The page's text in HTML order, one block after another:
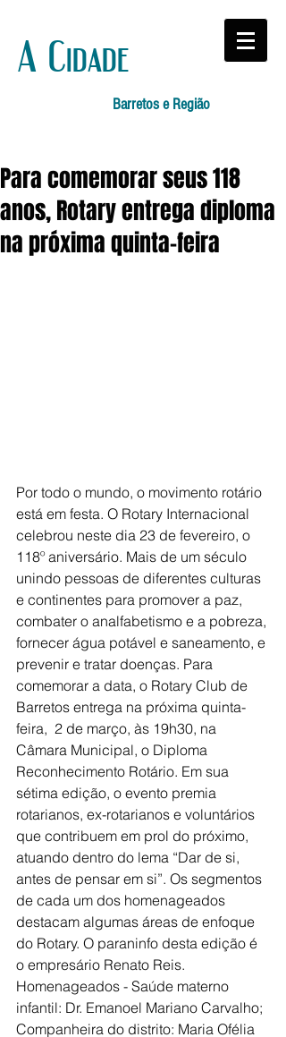
A Cidade
Barretos e Região
Para comemorar seus 118
anos, Rotary entrega diploma
na próxima quinta-feira
Por todo o mundo, o movimento rotário
está em festa. O Rotary Internacional
celebrou neste dia 23 de fevereiro, o
118º aniversário. Mais de um século
unindo pessoas de diferentes culturas
e continentes para promover a paz,
combater o analfabetismo e a pobreza,
fornecer água potável e saneamento, e
prevenir e tratar doenças. Para
comemorar a data, o Rotary Club de
Barretos entrega na próxima quinta-
feira,  2 de março, às 19h30, na
Câmara Municipal, o Diploma
Reconhecimento Rotário. Em sua
sétima edição, o evento premia
rotarianos, ex-rotarianos e voluntários
que contribuem em prol do próximo,
atuando dentro do lema “Dar de si,
antes de pensar em si”. Os segmentos
de cada um dos homenageados
destacam algumas áreas de enfoque
do Rotary. O paraninfo desta edição é
o empresário Renato Reis.
Homenageados - Saúde materno
infantil: Dr. Emanoel Mariano Carvalho;
Companheira do distrito: Maria Ofélia